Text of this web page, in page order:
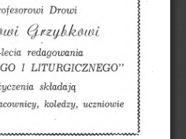
lecia redagowania
I LITURGICZNEGO”
składają
cownicy, koledzy, uczniowie
Drowi